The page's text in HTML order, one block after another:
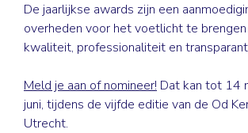
De jaarlijkse awards zijn een
overheden voor het voetlicht te
kwaliteit, professionaliteit en
Meld je aan of nomineer! Dat kan tot 14
juni, tijdens de vijfde editie van de Od
Utrecht.